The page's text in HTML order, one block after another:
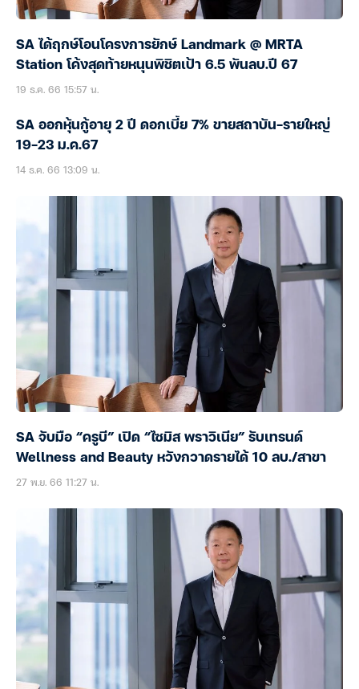
SA ได้ฤกษ์โอนโครงการยักษ์ Landmark @ MRTA
Station โค้งสุดท้ายหนุนพิชิตเป้า 6.5 พันลบ.ปี 67
19 ธ.ค. 66 15:57 น.
SA ออกหุ้นกู้อายุ 2 ปี ดอกเบี้ย 7% ขายสถาบัน-รายใหญ่
19-23 ม.ค.67
14 ธ.ค. 66 13:09 น.
SA จับมือ “ครูบี” เปิด “ไซมิส พราวิเนีย” รับเทรนด์
Wellness and Beauty หวังกวาดรายได้ 10 ลบ./สาขา
27 พ.ย. 66 11:27 น.